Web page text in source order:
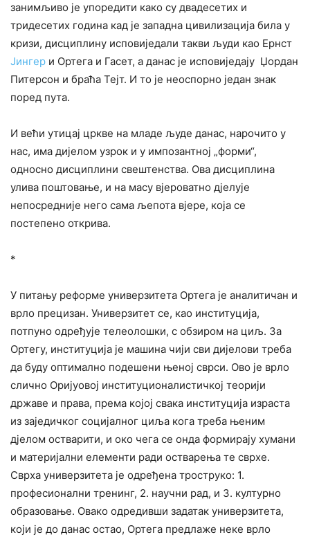
занимљиво је упоредити како су двадесетих и
тридесетих година кад је западна цивилизација била у
кризи, дисциплину исповиједали такви људи као Ернст
Јингер и Ортега и Гасет, а данас је исповиједају Џордан
Питерсон и браћа Тејт. И то је неоспорно један знак
поред пута.
И већи утицај цркве на младе људе данас, нарочито у
нас, има дијелом узрок и у импозантној „форми“,
односно дисциплини свештенства. Ова дисциплина
улива поштовање, и на масу вјероватно дјелује
непосредније него сама љепота вјере, која се
постепено открива.
*
У питању реформе универзитета Ортега је аналитичан и
врло прецизан. Универзитет се, као институција,
потпуно одређује телеолошки, с обзиром на циљ. За
Ортегу, институција је машина чији сви дијелови треба
да буду оптимално подешени њеној сврси. Ово је врло
слично Оријуовој институционалистичкој теорији
државе и права, према којој свака институција израста
из заједичког социјалног циља кога треба њеним
дјелом остварити, и око чега се онда формирају хумани
и материјални елементи ради остварења те сврхе.
Сврха универзитета је одређена троструко: 1.
професионални тренинг, 2. научни рад, и 3. културно
образовање. Овако одредивши задатак универзитета,
који је до данас остао, Ортега предлаже неке врло